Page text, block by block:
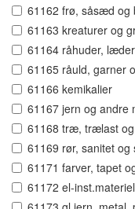
61162 frø, såsæd og
61163 kreaturer og
61164 råhuder,
61165 råuld, garner
61166 kemikalier
61167 jern og andre
61168 træ, trælast
61169 rør, sanitet og
61171 farver, tapet
61172 el-